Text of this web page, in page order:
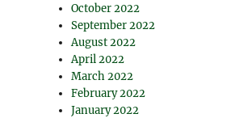
October 2022
September 2022
August 2022
April 2022
March 2022
February 2022
January 2022